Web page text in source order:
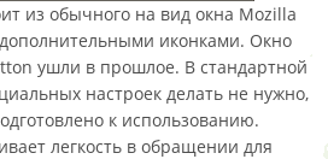
из обычного на вид окна Mozilla
иконками. Окно
ушли в прошлое. В стандартной
настроек делать не нужно,
к использованию.
легкость в обращении для